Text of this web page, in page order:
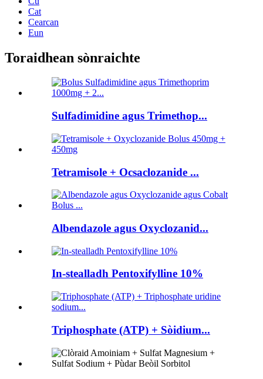
Cat
Cearcan
Eun
Toraidhean sònraichte
Sulfadimidine agus Trimethop...
Tetramisole + Ocsaclozanide ...
Albendazole agus Oxyclozanid...
In-stealladh Pentoxifylline 10%
Triphosphate (ATP) + Sòidium...